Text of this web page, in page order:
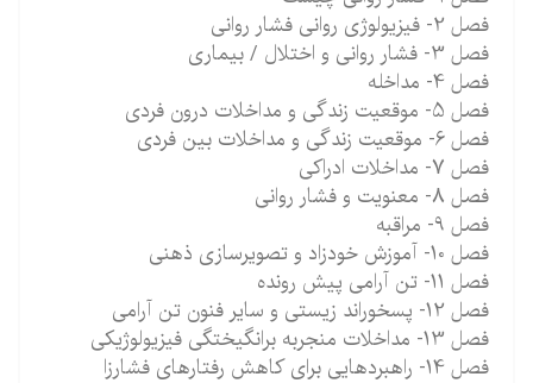
فصل 2- فیزیولوژی روانی فشار روانی
فصل 3- فشار روانی و اختلال / بیماری
فصل 4- مداخله
فصل 5- موقعیت زندگی و مداخلات درون فردی
فصل 6- موقعیت زندگی و مداخلات بین فردی
فصل 7- مداخلات ادراکی
فصل 8- معنویت و فشار روانی
فصل 9- مراقبه
فصل 10- آموزش خودزاد و تصویرسازی ذهنی
فصل 11- تن آرامی پیش رونده
فصل 12- پسخوراند زیستی و سایر فنون تن آرامی
فصل 13- مداخلات منجربه برانگیختگی فیزیولوژیکی
فصل 14- راهبردهایی برای کاهش رفتارهای فشارزا